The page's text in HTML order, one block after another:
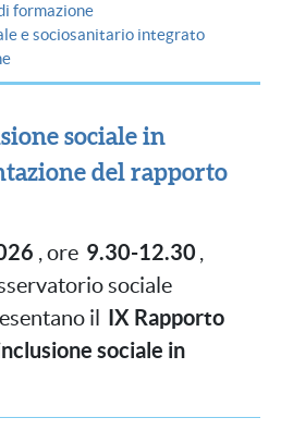
formazione
e sociosanitario integrato
sociale in
del rapporto
, ore 9.30-12.30 ,
sociale
il
IX Rapporto
sociale in